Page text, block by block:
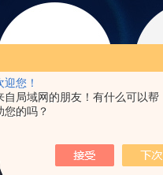
迎您！
自局域网的朋友！有什么可以帮
您的吗？